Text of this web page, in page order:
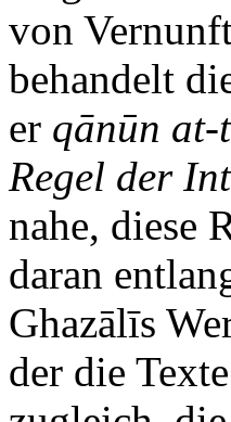
von
behandelt
er qānūn at-
Regel der
nahe, diese
daran
Ghazālīs
der die